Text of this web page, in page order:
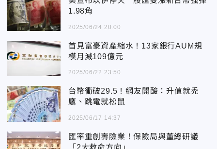
1.98角
2025/06/24 20:00
首見富豪資產縮水！13家銀行AUM規
模月減109億元
2025/06/22 23:50
台幣衝破29.5！網友開酸：升值就禿
鷹、跳電就松鼠
2025/06/17 14:37
匯率重創壽險業！保險局與董總研議
「2大救命方向」